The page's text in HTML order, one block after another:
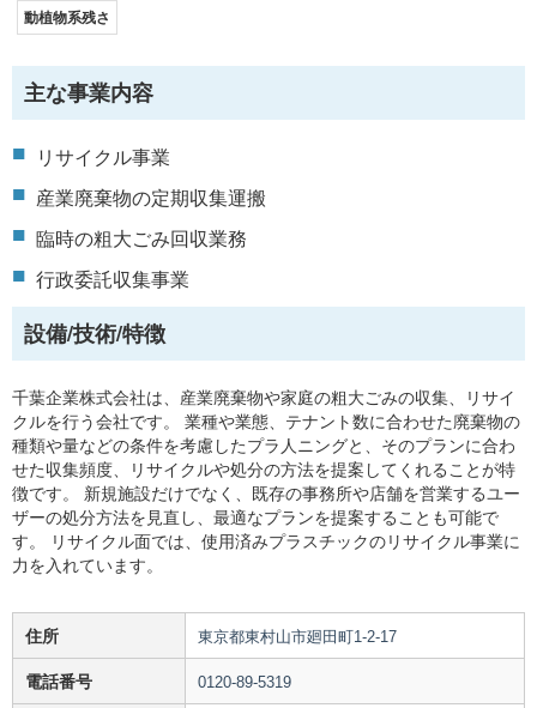
動植物系残さ
主な事業内容
リサイクル事業
産業廃棄物の定期収集運搬
臨時の粗大ごみ回収業務
行政委託収集事業
設備/技術/特徴
千葉企業株式会社は、産業廃棄物や家庭の粗大ごみの収集、リサイ
クルを行う会社です。 業種や業態、テナント数に合わせた廃棄物の
種類や量などの条件を考慮したプラ人ニングと、そのプランに合わ
せた収集頻度、リサイクルや処分の方法を提案してくれることが特
徴です。 新規施設だけでなく、既存の事務所や店舗を営業するユー
ザーの処分方法を見直し、最適なプランを提案することも可能で
す。 リサイクル面では、使用済みプラスチックのリサイクル事業に
力を入れています。
住所 東京都東村山市廻田町1-2-17
電話番号 0120-89-5319